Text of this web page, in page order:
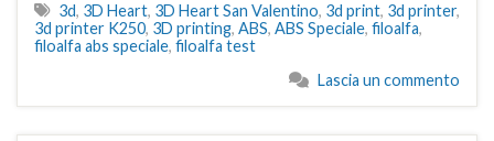
3d, 3D Heart, 3D Heart San Valentino, 3d print, 3d printer,
3d printer K250, 3D printing, ABS, ABS Speciale, filoalfa,
filoalfa abs speciale, filoalfa test
Lascia un commento